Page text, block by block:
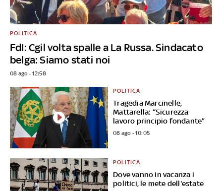
FdI: Cgil volta spalle a La Russa. Sindacato
belga: Siamo stati noi
POLITICA
08 ago - 12:58
Tragedia Marcinelle,
Mattarella: “Sicurezza
lavoro principio fondante”
POLITICA
08 ago - 10:05
Dove vanno in vacanza i
politici, le mete dell'estate
POLITICA